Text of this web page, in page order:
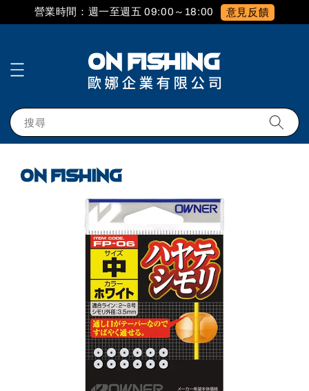
營業時間：週一至週五 09:00～18:00 意見反饋
搜尋